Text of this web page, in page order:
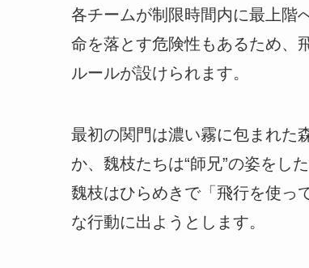
各チームが制限時間内に最上階
命を落とす危険性もあるため、
ルールが設けられます。
最初の関門は濃い霧に包まれた
か、魏枝たちは“師兄”の姿をし
魏枝はひらめきで「飛行を使っ
な行動に出ようとします。